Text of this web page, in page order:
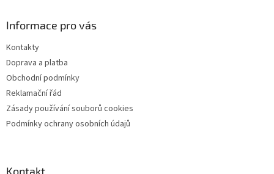
Informace pro vás
Kontakty
Doprava a platba
Obchodní podmínky
Reklamační řád
Zásady používání souborů cookies
Podmínky ochrany osobních údajů
Kontakt